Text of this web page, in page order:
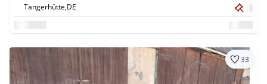
Tangerhütte,DE
33